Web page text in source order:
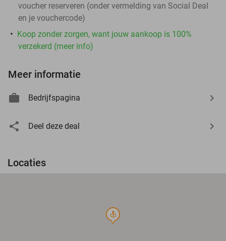
voucher reserveren (onder vermelding van Social Deal
en je vouchercode)
Koop zonder zorgen, want jouw aankoop is 100%
verzekerd (meer info)
Meer informatie
Bedrijfspagina
Deel deze deal
Locaties
course